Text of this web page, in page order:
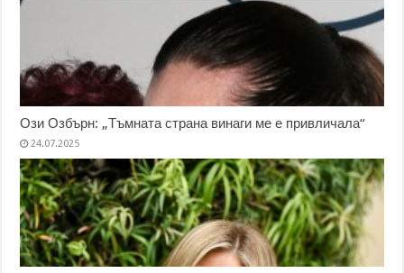
Ози Озбърн: „Тъмната страна винаги ме е привличала“
24.07.2025